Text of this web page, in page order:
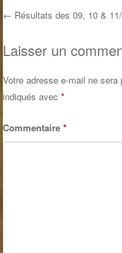
Post
← Résultats des 09, 10 &
Laisser un
Votre adresse e-mail ne sera
indiqués avec*
Commentaire*